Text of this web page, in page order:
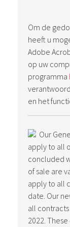
Om de
heeft u
Adobe
op uw
programma
en het
Our
apply to all
concluded
of sale are
apply to all
date. Our
all
2022.